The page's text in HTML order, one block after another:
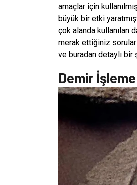
amaçlar için
büyük bir etki
çok alanda kullanılan
merak ettiğiniz
ve buradan detaylı
Demir